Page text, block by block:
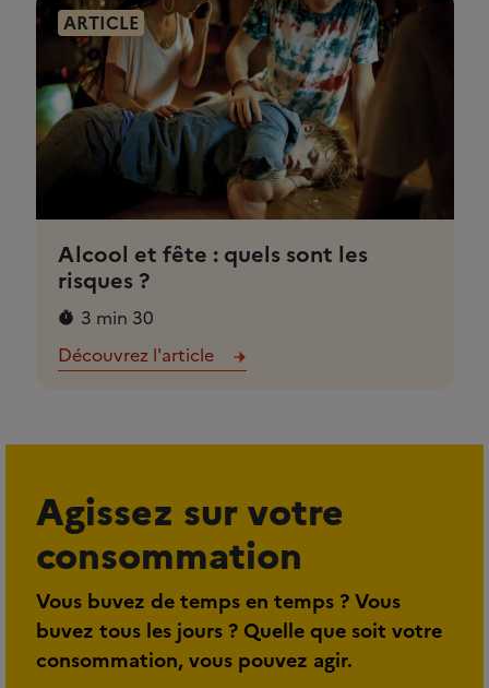
ARTICLE
Alcool et fête : quels sont les
risques ?
3 min 30
Découvrez l'article
Agissez sur votre
consommation
Vous buvez de temps en temps ? Vous
buvez tous les jours ? Quelle que soit votre
consommation, vous pouvez agir.